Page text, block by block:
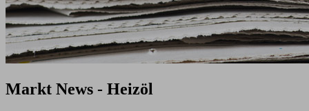
Markt News - Heizöl